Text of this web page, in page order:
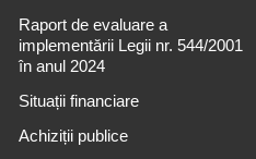
Raport de evaluare a
implementării Legii nr. 544/2001
în anul 2024
Situații financiare
Achiziții publice